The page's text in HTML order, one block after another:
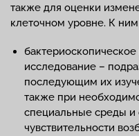
также для оценки
клеточном уровне. К ним
исследование –
последующим их
также при
специальные среды
чувствительности